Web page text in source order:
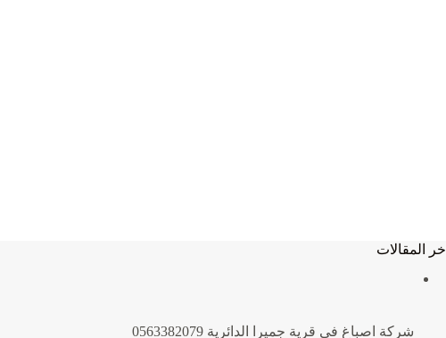
اخر المقالات
شركة اصباغ في قرية جميرا الدائرية 0563382079